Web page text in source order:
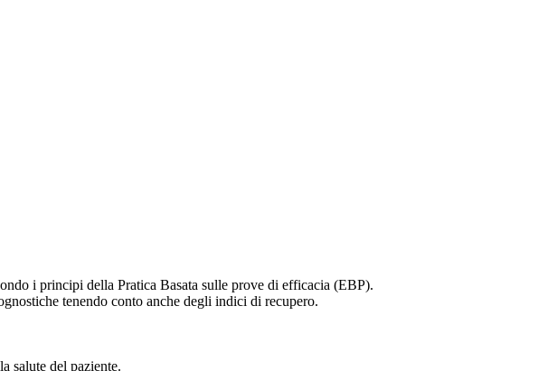
i principi della Pratica Basata sulle prove di efficacia (EBP).
tenendo conto anche degli indici di recupero.
salute del paziente.